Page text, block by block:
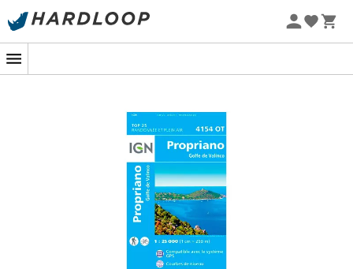
Letní akce 🔥 -5 % EXTRA při nákupu 2 produktů* s kódem